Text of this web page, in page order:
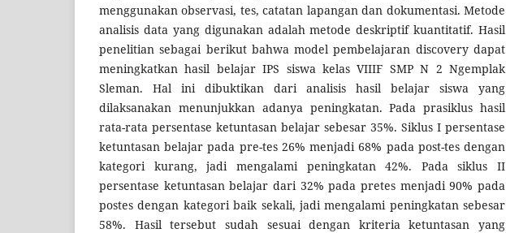
menggunakan observasi, tes, catatan lapangan dan dokumentasi. Metode
analisis data yang digunakan adalah metode deskriptif kuantitatif. Hasil
penelitian sebagai berikut bahwa model pembelajaran discovery dapat
meningkatkan hasil belajar IPS siswa kelas VIIIF SMP N 2 Ngemplak
Sleman. Hal ini dibuktikan dari analisis hasil belajar siswa yang
dilaksanakan menunjukkan adanya peningkatan. Pada prasiklus hasil
rata-rata persentase ketuntasan belajar sebesar 35%. Siklus I persentase
ketuntasan belajar pada pre-tes 26% menjadi 68% pada post-tes dengan
kategori kurang, jadi mengalami peningkatan 42%. Pada siklus II
persentase ketuntasan belajar dari 32% pada pretes menjadi 90% pada
postes dengan kategori baik sekali, jadi mengalami peningkatan sebesar
58%. Hasil tersebut sudah sesuai dengan kriteria ketuntasan yang